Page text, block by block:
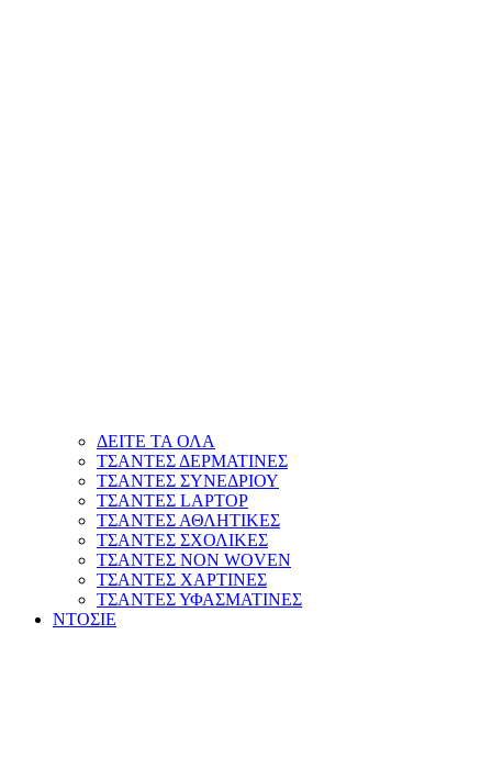
ΔΕΙΤΕ ΤΑ ΟΛΑ
ΤΣΑΝΤΕΣ ΔΕΡΜΑΤΙΝΕΣ
ΤΣΑΝΤΕΣ ΣΥΝΕΔΡΙΟΥ
ΤΣΑΝΤΕΣ LAPTOP
ΤΣΑΝΤΕΣ ΑΘΛΗΤΙΚΕΣ
ΤΣΑΝΤΕΣ ΣΧΟΛΙΚΕΣ
ΤΣΑΝΤΕΣ NON WOVEN
ΤΣΑΝΤΕΣ ΧΑΡΤΙΝΕΣ
ΤΣΑΝΤΕΣ ΥΦΑΣΜΑΤΙΝΕΣ
ΝΤΟΣΙΕ